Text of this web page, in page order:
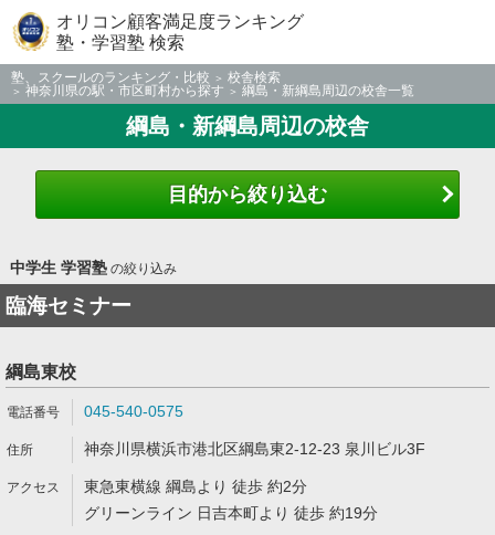
オリコン顧客満足度ランキング
塾・学習塾 検索
塾、スクールのランキング・比較
校舎検索
神奈川県の駅・市区町村から探す
綱島・新綱島周辺の校舎一覧
綱島・新綱島周辺の校舎
目的から絞り込む
中学生 学習塾の絞り込み
臨海セミナー
綱島東校
045-540-0575
神奈川県横浜市港北区綱島東2-12-23 泉川ビル3F
東急東横線 綱島より 徒歩 約2分
グリーンライン 日吉本町より 徒歩 約19分